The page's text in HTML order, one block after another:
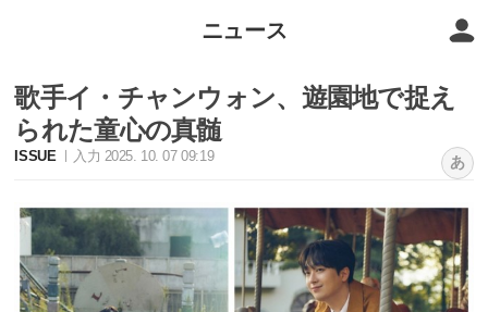
ニュース
歌手イ・チャンウォン、遊園地で捉え
られた童心の真髄
ISSUE 入力 2025. 10. 07 09:19 あ